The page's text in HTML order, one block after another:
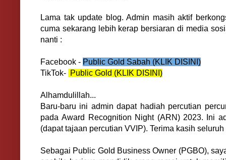
Lama tak update blog. Admin masih aktif
cuma sekarang lebih kerap bersiaran di media
nanti :
Facebook - Public Gold Sabah (KLIK DISINI)
TikTok- Public Gold (KLIK DISINI)
Alhamdulillah...
Baru-baru ini admin dapat hadiah percutian
pada Award Recognition Night (ARN) 2023. Ini
(dapat tajaan percutian VVIP). Terima kasih
Sebagai Public Gold Business Owner (PGBO),